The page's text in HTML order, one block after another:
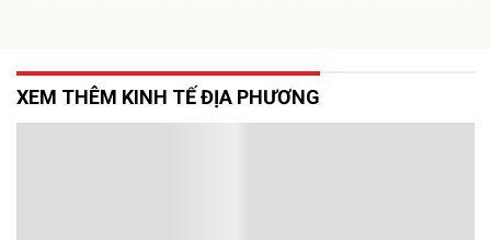
XEM THÊM KINH TẾ ĐỊA PHƯƠNG